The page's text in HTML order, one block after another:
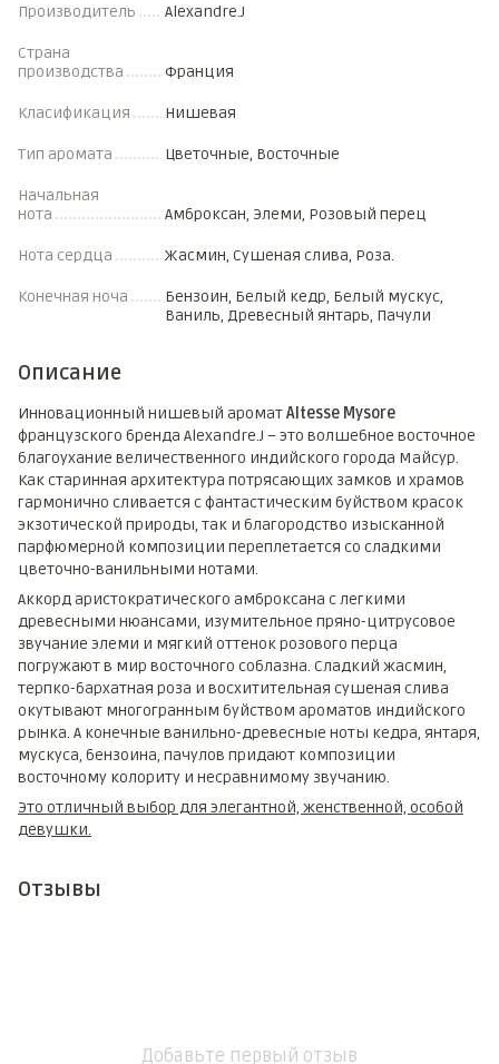
Производитель Alexandre.J
Страна
производства
Франция
Класификация Нишевая
Тип аромата Цветочные, Восточные
Начальная
нота
Амброксан, Элеми, Розовый перец
Нота сердца Жасмин, Сушеная слива, Роза.
Конечная ноча
Бензоин, Белый кедр, Белый мускус,
Ваниль, Древесный янтарь, Пачули
Описание
Инновационный нишевый ароматAltesse Mysore
французского бренда Alexandre.J – это волшебное восточное
благоухание величественного индийского города Майсур.
Как старинная архитектура потрясающих замков и храмов
гармонично сливается с фантастическим буйством красок
экзотической природы, так и благородство изысканной
парфюмерной композиции переплетается со сладкими
цветочно-ванильными нотами.
Аккорд аристократического амброксана с легкими
древесными нюансами, изумительное пряно-цитрусовое
звучание элеми и мягкий оттенок розового перца
погружают в мир восточного соблазна. Сладкий жасмин,
терпко-бархатная роза и восхитительная сушеная слива
окутывают многогранным буйством ароматов индийского
рынка. А конечные ванильно-древесные ноты кедра, янтаря,
мускуса, бензоина, пачулов придают композиции
восточному колориту и несравнимому звучанию.
Это отличный выбор для элегантной, женственной, особой
девушки.
Отзывы
Добавьте первый отзыв